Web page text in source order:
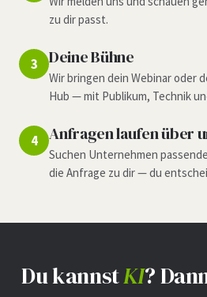
zu dir passt.
3 Deine Bühne
Wir bringen dein Webinar oder
Hub — mit Publikum, Technik
4 Anfragen laufen über
Suchen Unternehmen
die Anfrage zu dir — du
Du kannstKI?